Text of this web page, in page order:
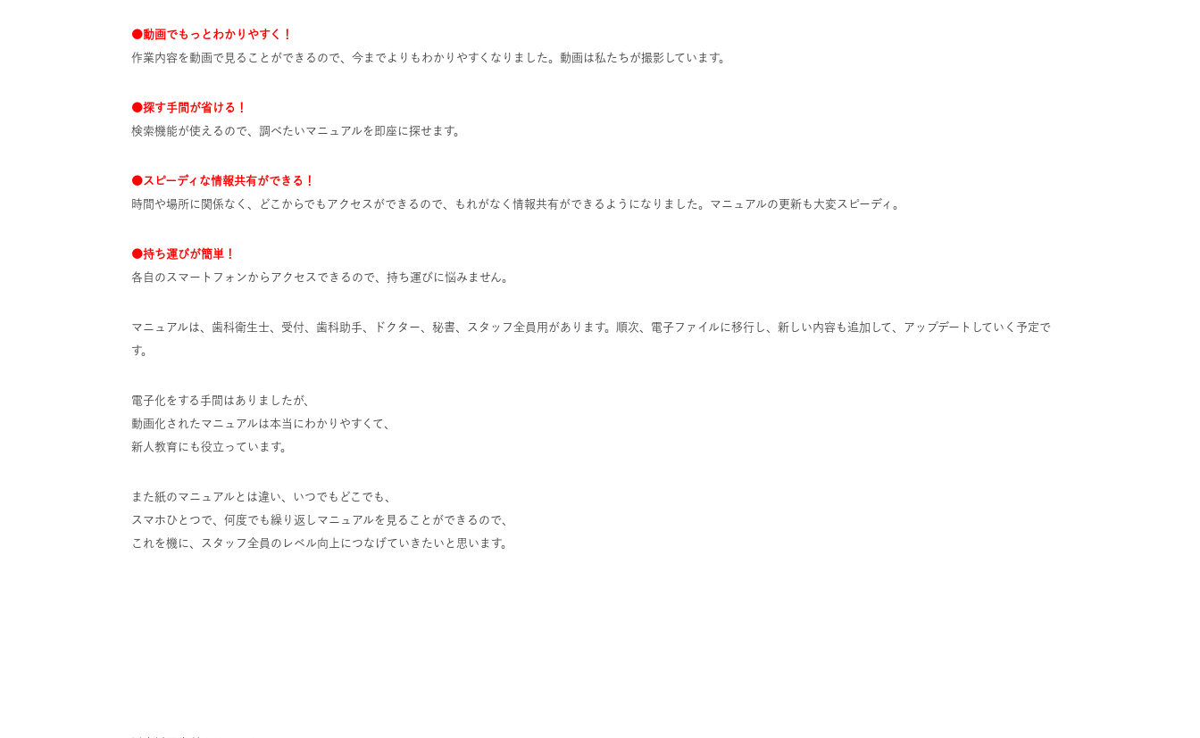
●動画でもっとわかりやすく！
作業内容を動画で見ることができるので、今までよりもわかりやすくなりました。動画は私たちが撮影しています。
●探す手間が省ける！
検索機能が使えるので、調べたいマニュアルを即座に探せます。
●スピーディな情報共有ができる！
時間や場所に関係なく、どこからでもアクセスができるので、もれがなく情報共有ができるようになりました。マニュアルの更新も大変スピーディ。
●持ち運びが簡単！
各自のスマートフォンからアクセスできるので、持ち運びに悩みません。
マニュアルは、歯科衛生士、受付、歯科助手、ドクター、秘書、スタッフ全員用があります。順次、電子ファイルに移行し、新しい内容も追加して、アップデートしていく予定で
す。
電子化をする手間はありましたが、
動画化されたマニュアルは本当にわかりやすくて、
新人教育にも役立っています。
また紙のマニュアルとは違い、いつでもどこでも、
スマホひとつで、何度でも繰り返しマニュアルを見ることができるので、
これを機に、スタッフ全員のレベル向上につなげていきたいと思います。